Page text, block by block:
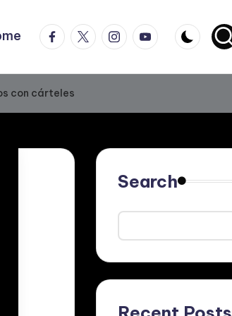
Facebook
TwitterInstagram
Youtube
con cárteles
Search